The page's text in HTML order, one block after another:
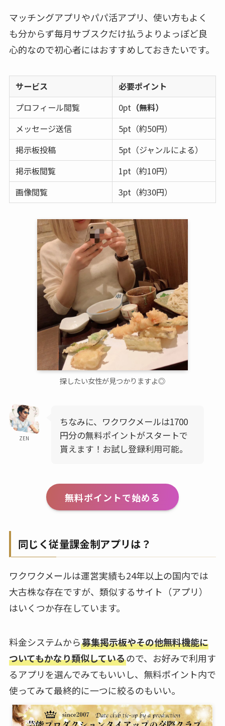
マッチングアプリやパパ活アプリ、使い方もよく
も分からず毎月サブスクだけ払うよりよっぽど良
心的なので初心者にはおすすめしておきたいです。
サービス
必要ポイント
プロフィール閲覧
0pt （無料）
メッセージ送信
5pt（約50円）
掲示板投稿
5pt（ジャンルによる）
掲示板閲覧
1pt（約10円）
画像閲覧
3pt（約30円）
探したい女性が見つかりますよ◎
ZEN
ちなみに、ワクワクメールは1700
円分の無料ポイントがスタートで
貰えます！お試し登録利用可能。
無料ポイントで始める
同じく従量課金制アプリは？
ワクワクメールは運営実績も24年以上の国内では
大古株な存在ですが、類似するサイト（アプリ）
はいくつか存在しています。
料金システムから募集掲示板やその他無料機能に
ついてもかなり類似しているので、お好みで利用す
るアプリを選んでみてもいいし、無料ポイント内で
使ってみて最終的に一つに絞るのもいい。